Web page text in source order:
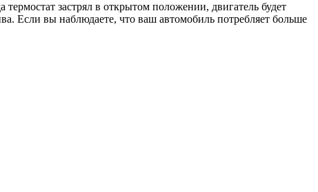
застрял в открытом положении, двигатель будет
Если вы наблюдаете, что ваш автомобиль потребляет больше